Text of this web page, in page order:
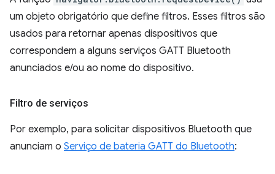
um objeto obrigatório que define filtros. Esses filtros são
usados para retornar apenas dispositivos que
correspondem a alguns serviços GATT Bluetooth
anunciados e/ou ao nome do dispositivo.
Filtro de serviços
Por exemplo, para solicitar dispositivos Bluetooth que
anunciam o Serviço de bateria GATT do Bluetooth: